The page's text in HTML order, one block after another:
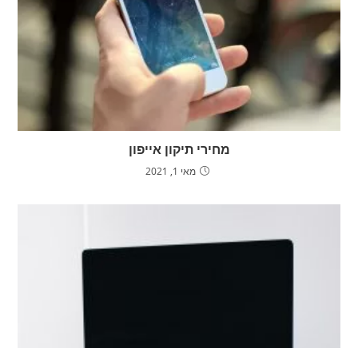
מחירי תיקון אייפון
מאי 1, 2021